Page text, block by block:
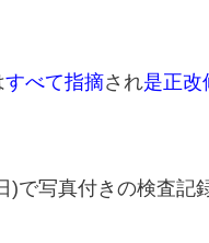
すべて指摘され是正改
で写真付きの検査記